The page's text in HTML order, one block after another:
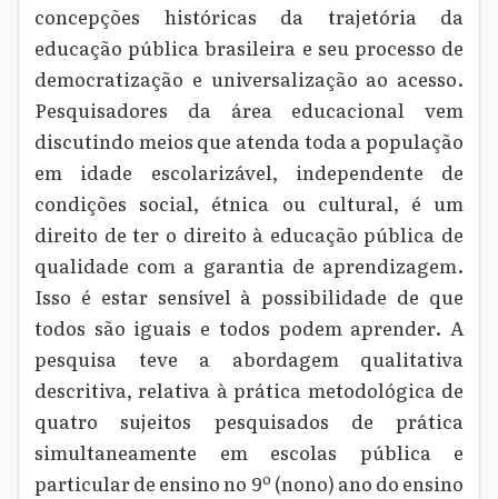
concepções históricas da trajetória da
educação pública brasileira e seu processo de
democratização e universalização ao acesso.
Pesquisadores da área educacional vem
discutindo meios que atenda toda a população
em idade escolarizável, independente de
condições social, étnica ou cultural, é um
direito de ter o direito à educação pública de
qualidade com a garantia de aprendizagem.
Isso é estar sensível à possibilidade de que
todos são iguais e todos podem aprender. A
pesquisa teve a abordagem qualitativa
descritiva, relativa à prática metodológica de
quatro sujeitos pesquisados de prática
simultaneamente em escolas pública e
particular de ensino no 9º (nono) ano do ensino